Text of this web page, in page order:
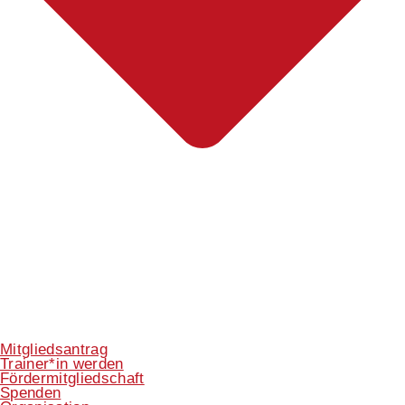
Mitgliedsantrag
Trainer*in werden
Fördermitgliedschaft
Spenden